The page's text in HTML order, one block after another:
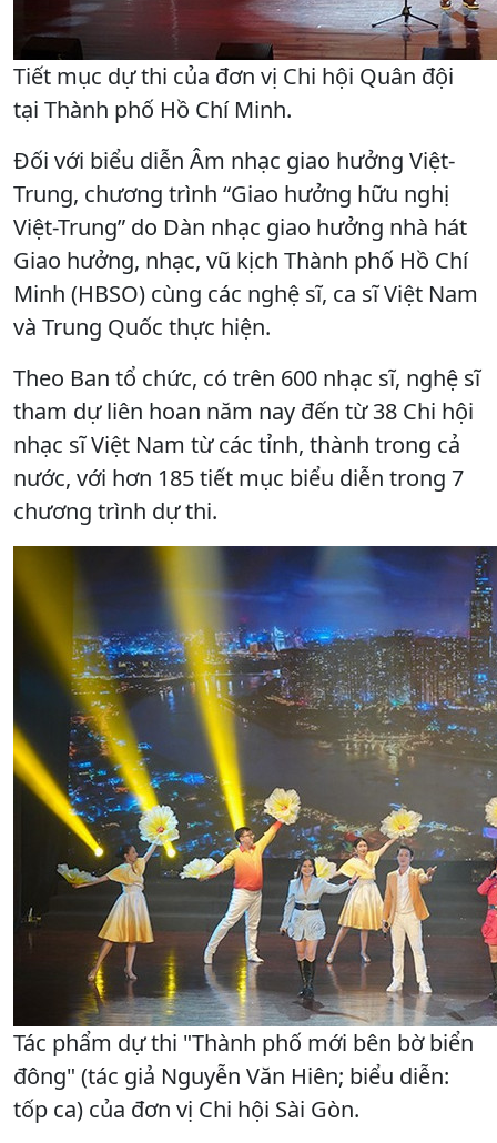
Tiết mục dự thi của đơn vị Chi hội Quân đội
tại Thành phố Hồ Chí Minh.
Đối với biểu diễn Âm nhạc giao hưởng Việt-
Trung, chương trình “Giao hưởng hữu nghị
Việt-Trung” do Dàn nhạc giao hưởng nhà hát
Giao hưởng, nhạc, vũ kịch Thành phố Hồ Chí
Minh (HBSO) cùng các nghệ sĩ, ca sĩ Việt Nam
và Trung Quốc thực hiện.
Theo Ban tổ chức, có trên 600 nhạc sĩ, nghệ sĩ
tham dự liên hoan năm nay đến từ 38 Chi hội
nhạc sĩ Việt Nam từ các tỉnh, thành trong cả
nước, với hơn 185 tiết mục biểu diễn trong 7
chương trình dự thi.
Tác phẩm dự thi "Thành phố mới bên bờ biển
đông" (tác giả Nguyễn Văn Hiên; biểu diễn:
tốp ca) của đơn vị Chi hội Sài Gòn.